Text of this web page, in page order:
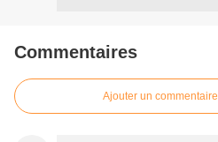
Commentaires
Ajouter un commentaire